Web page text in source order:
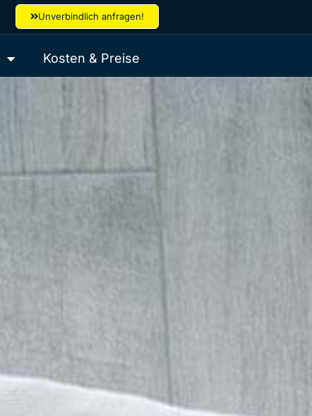
Unverbindlich anfragen!
Kosten & Preise